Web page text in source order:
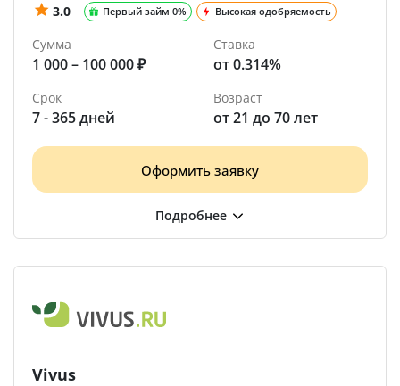
3.0 Первый займ 0% Высокая одобряемость
Сумма
1 000 – 100 000 ₽
Ставка
от 0.314%
Срок
7 - 365 дней
Возраст
от 21 до 70 лет
Оформить заявку
Vivus